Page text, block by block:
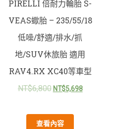
PIRELLI 倍耐力輪胎 S-
VEAS蠍胎 – 235/55/18
低噪/舒適/排水/抓
地/SUV休旅胎 適用
RAV4.RX XC40等車型
NT$6,800 NT$5,698
查看內容